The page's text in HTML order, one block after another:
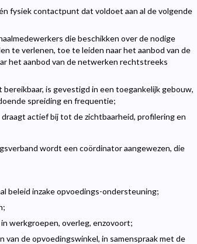
fysiek contactpunt dat voldoet aan al de volgende
die beschikken over de nodige
te verlenen, toe te leiden naar het aanbod van de
het aanbod van de netwerken rechtstreeks
is gevestigd in een toegankelijk gebouw,
spreiding en frequentie;
actief bij tot de zichtbaarheid, profilering en
wordt een coördinator aangewezen, die
beleid inzake opvoedings-ondersteuning;
werkgroepen, overleg, enzovoort;
de opvoedingswinkel, in samenspraak met de